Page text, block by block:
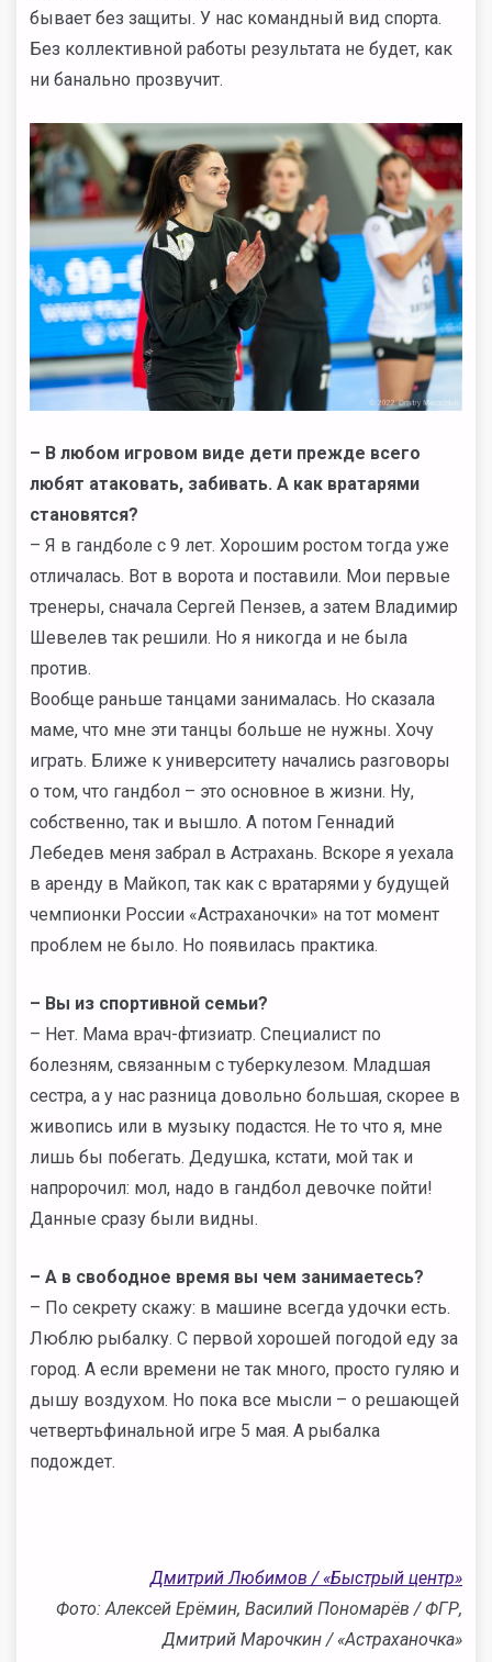
бывает без защиты. У нас командный вид спорта.
Без коллективной работы результата не будет, как
ни банально прозвучит.
– В любом игровом виде дети прежде всего
любят атаковать, забивать. А как вратарями
становятся?
– Я в гандболе с 9 лет. Хорошим ростом тогда уже
отличалась. Вот в ворота и поставили. Мои первые
тренеры, сначала Сергей Пензев, а затем Владимир
Шевелев так решили. Но я никогда и не была
против.
Вообще раньше танцами занималась. Но сказала
маме, что мне эти танцы больше не нужны. Хочу
играть. Ближе к университету начались разговоры
о том, что гандбол – это основное в жизни. Ну,
собственно, так и вышло. А потом Геннадий
Лебедев меня забрал в Астрахань. Вскоре я уехала
в аренду в Майкоп, так как с вратарями у будущей
чемпионки России «Астраханочки» на тот момент
проблем не было. Но появилась практика.
– Вы из спортивной семьи?
– Нет. Мама врач-фтизиатр. Специалист по
болезням, связанным с туберкулезом. Младшая
сестра, а у нас разница довольно большая, скорее в
живопись или в музыку подастся. Не то что я, мне
лишь бы побегать. Дедушка, кстати, мой так и
напророчил: мол, надо в гандбол девочке пойти!
Данные сразу были видны.
– А в свободное время вы чем занимаетесь?
– По секрету скажу: в машине всегда удочки есть.
Люблю рыбалку. С первой хорошей погодой еду за
город. А если времени не так много, просто гуляю и
дышу воздухом. Но пока все мысли – о решающей
четвертьфинальной игре 5 мая. А рыбалка
подождет.
Дмитрий Любимов / «Быстрый центр»
Фото: Алексей Ерёмин, Василий Пономарёв / ФГР,
Дмитрий Марочкин / «Астраханочка»